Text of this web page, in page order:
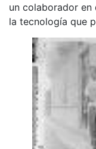
un colaborador
la tecnología que